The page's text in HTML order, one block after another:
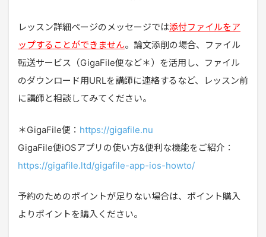
レッスン詳細ページのメッセージでは添付ファイルをア
ップすることができません。論文添削の場合、ファイル
転送サービス（GigaFile便など＊）を活用し、ファイル
のダウンロード用URLを講師に連絡するなど、レッスン前
に講師と相談してみてください。
＊GigaFile便： https://gigafile.nu
GigaFile便iOSアプリの使い方&便利な機能をご紹介：
https://gigafile.ltd/gigafile-app-ios-howto/
予約のためのポイントが足りない場合は、ポイント購入
よりポイントを購入ください。